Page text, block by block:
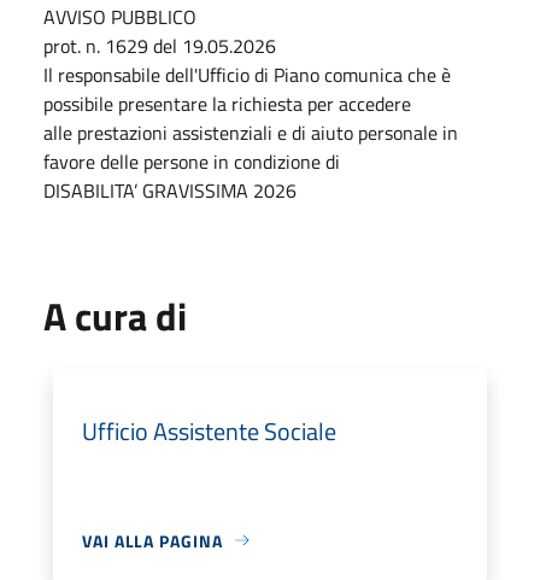
AVVISO PUBBLICO
prot. n. 1629 del 19.05.2026
Il responsabile dell'Ufficio di Piano comunica che è
possibile presentare la richiesta per accedere
alle prestazioni assistenziali e di aiuto personale in
favore delle persone in condizione di
DISABILITA’ GRAVISSIMA 2026
A cura di
Ufficio Assistente Sociale
VAI ALLA PAGINA